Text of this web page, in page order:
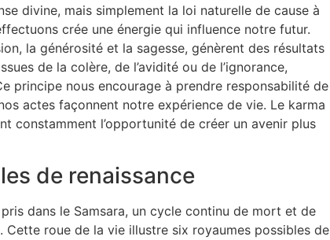
divine, mais simplement la loi naturelle de cause à
crée une énergie qui influence notre futur.
la générosité et la sagesse, génèrent des résultats
de la colère, de l’avidité ou de l’ignorance,
principe nous encourage à prendre responsabilité de
actes façonnent notre expérience de vie. Le karma
constamment l’opportunité de créer un avenir plus
de renaissance
dans le Samsara, un cycle continu de mort et de
Cette roue de la vie illustre six royaumes possibles de